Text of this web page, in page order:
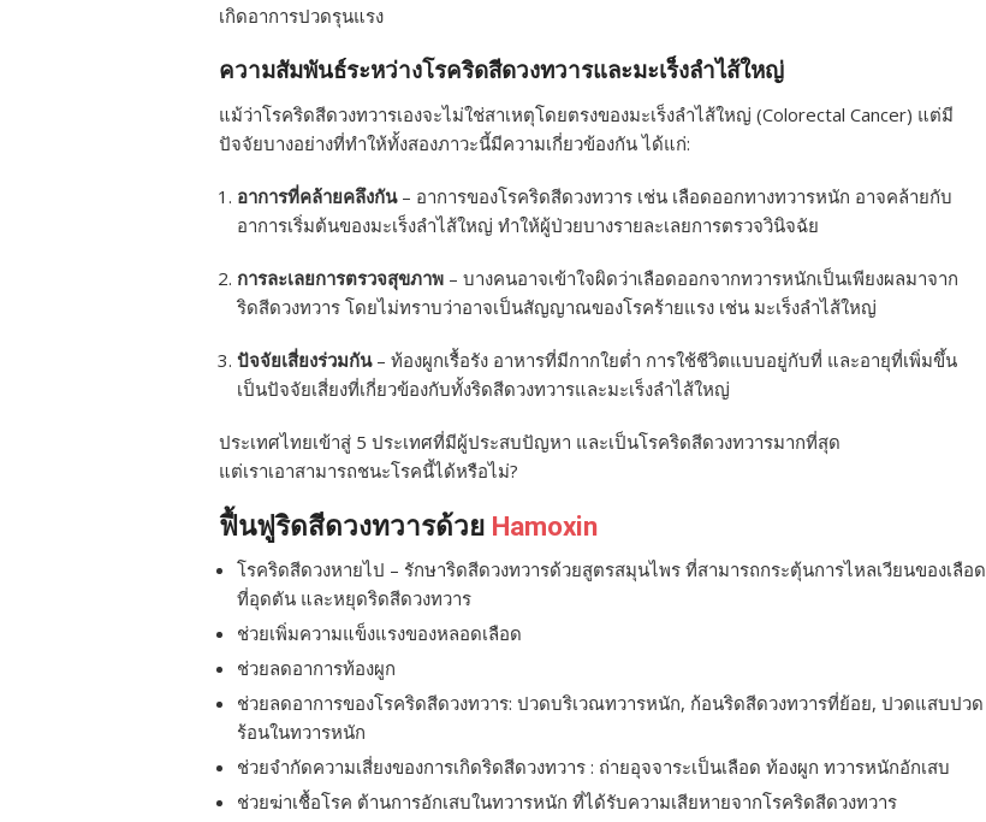
เกิดอาการปวดรุนแรง
ความสัมพันธ์ระหว่างโรคริดสีดวงทวารและมะเร็งลำไส้ใหญ่
แม้ว่าโรคริดสีดวงทวารเองจะไม่ใช่สาเหตุโดยตรงของมะเร็งลำไส้ใหญ่ (Colorectal Cancer) แต่มี
ปัจจัยบางอย่างที่ทำให้ทั้งสองภาวะนี้มีความเกี่ยวข้องกัน ได้แก่:
อาการที่คล้ายคลึงกัน– อาการของโรคริดสีดวงทวาร เช่น เลือดออกทางทวารหนัก อาจคล้ายกับ
อาการเริ่มต้นของมะเร็งลำไส้ใหญ่ ทำให้ผู้ป่วยบางรายละเลยการตรวจวินิจฉัย
การละเลยการตรวจสุขภาพ – บางคนอาจเข้าใจผิดว่าเลือดออกจากทวารหนักเป็นเพียงผลมาจาก
ริดสีดวงทวาร โดยไม่ทราบว่าอาจเป็นสัญญาณของโรคร้ายแรง เช่น มะเร็งลำไส้ใหญ่
ปัจจัยเสี่ยงร่วมกัน– ท้องผูกเรื้อรัง อาหารที่มีกากใยต่ำ การใช้ชีวิตแบบอยู่กับที่ และอายุที่เพิ่มขึ้น
เป็นปัจจัยเสี่ยงที่เกี่ยวข้องกับทั้งริดสีดวงทวารและมะเร็งลำไส้ใหญ่
ประเทศไทยเข้าสู่ 5 ประเทศที่มีผู้ประสบปัญหา และเป็นโรคริดสีดวงทวารมากที่สุด
แต่เราเอาสามารถชนะโรคนี้ได้หรือไม่?
ฟื้นฟูริดสีดวงทวารด้วย Hamoxin
โรคริดสีดวงหายไป – รักษาริดสีดวงทวารด้วยสูตรสมุนไพร ที่สามารถกระตุ้นการไหลเวียนของเลือด
ที่อุดตัน และหยุดริดสีดวงทวาร
ช่วยเพิ่มความแข็งแรงของหลอดเลือด
ช่วยลดอาการท้องผูก
ช่วยลดอาการของโรคริดสีดวงทวาร: ปวดบริเวณทวารหนัก, ก้อนริดสีดวงทวารที่ย้อย, ปวดแสบปวด
ร้อนในทวารหนัก
ช่วยจำกัดความเสี่ยงของการเกิดริดสีดวงทวาร : ถ่ายอุจจาระเป็นเลือด ท้องผูก ทวารหนักอักเสบ
ช่วยฆ่าเชื้อโรค ต้านการอักเสบในทวารหนัก ที่ได้รับความเสียหายจากโรคริดสีดวงทวาร